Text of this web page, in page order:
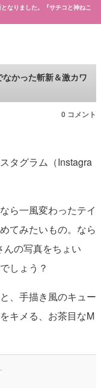
なりました。『サチコと神ねこ
かった斬新＆激カワ
0 コメント
タグラム（Instagra
ら一風変わったテイ
てみたいもの。なら
んの写真をちょい
しょう？
、手描き風のキュー
キメる、お茶目なM